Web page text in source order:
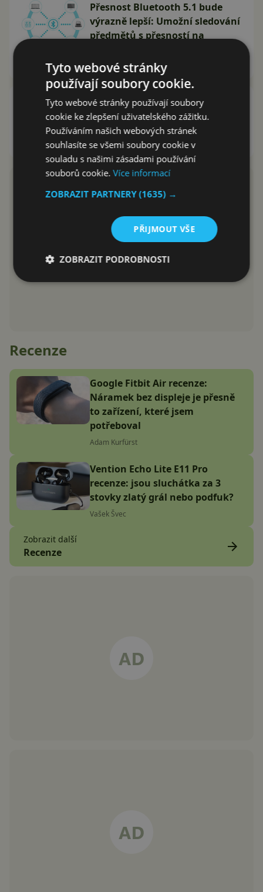
Přesnost Bluetooth 5.1 bude
výrazně lepší: Umožní sledování
předmětů s přesností na
David Trlica29.1.2019
Užitečný tip: Jak sledovat v
Androidu stav baterie Bluetooth
zařízení?
Jan Dolejš15.1.2017
Recenze
Google Fitbit Air recenze:
Náramek bez displeje je přesně
to zařízení, které jsem
potřeboval
Adam Kurfürst
Vention Echo Lite E11 Pro
recenze: jsou sluchátka za 3
stovky zlatý grál nebo podfuk?
Vašek Švec
Zobrazit další
Recenze
Tyto webové stránky
používají soubory cookie.
Tyto webové stránky používají soubory
cookie ke zlepšení uživatelského zážitku.
Používáním našich webových stránek
souhlasíte se všemi soubory cookie v
souladu s našimi zásadami používání
souborů cookie.Více informací
ZOBRAZIT PARTNERY(1635) →
PŘIJMOUT VŠE
ZOBRAZIT PODROBNOSTI